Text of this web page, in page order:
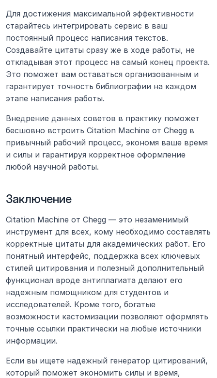
Для достижения максимальной эффективности
старайтесь интегрировать сервис в ваш
постоянный процесс написания текстов.
Создавайте цитаты сразу же в ходе работы, не
откладывая этот процесс на самый конец проекта.
Это поможет вам оставаться организованным и
гарантирует точность библиографии на каждом
этапе написания работы.
Внедрение данных советов в практику поможет
бесшовно встроить Citation Machine от Chegg в
привычный рабочий процесс, экономя ваше время
и силы и гарантируя корректное оформление
любой научной работы.
Заключение
Citation Machine от Chegg — это незаменимый
инструмент для всех, кому необходимо составлять
корректные цитаты для академических работ. Его
понятный интерфейс, поддержка всех ключевых
стилей цитирования и полезный дополнительный
функционал вроде антиплагиата делают его
надежным помощником для студентов и
исследователей. Кроме того, богатые
возможности кастомизации позволяют оформлять
точные ссылки практически на любые источники
информации.
Если вы ищете надежный генератор цитирований,
который поможет экономить силы и время,